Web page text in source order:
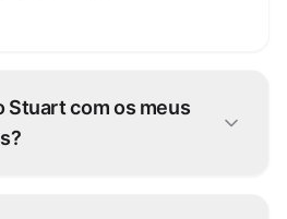
Stuart com os meus